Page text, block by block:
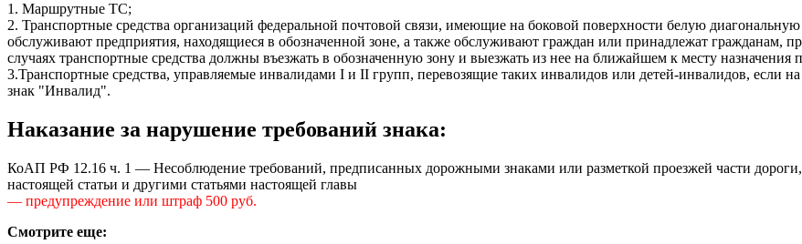
1. Маршрутные ТС;
2. Транспортные средства организаций федеральной почтовой связи, имеющие на боковой поверхности белую
обслуживают предприятия, находящиеся в обозначенной зоне, а также обслуживают граждан или принадлежат
случаях транспортные средства должны въезжать в обозначенную зону и выезжать из нее на ближайшем к месту назначения
3.Транспортные средства, управляемые инвалидами I и II групп, перевозящие таких инвалидов или детей-инвалидов, если
знак "Инвалид".
Наказание за нарушение требований знака:
КоАП РФ 12.16 ч. 1 — Несоблюдение требований, предписанных дорожными знаками или разметкой проезжей части
настоящей статьи и другими статьями настоящей главы
— предупреждение или штраф 500 руб.
Смотрите еще: